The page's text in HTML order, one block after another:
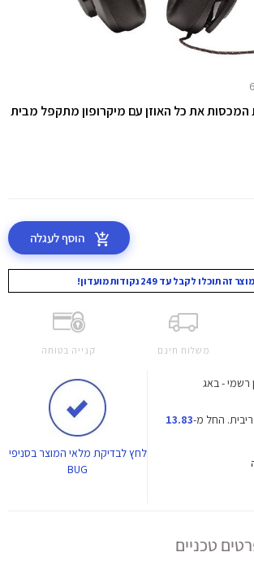
המכסות את כל האוזן עם מיקרופון מתקפל מבית
הוסף לעגלה
תוכלו לקבל עד 249 נקודות מועדון!
משלוח חינם קנייה בטוחה
רשמי - באג
החל מ-13.83
לחץלבדיקת מלאי המוצר בסניפי
BUG
טכניים